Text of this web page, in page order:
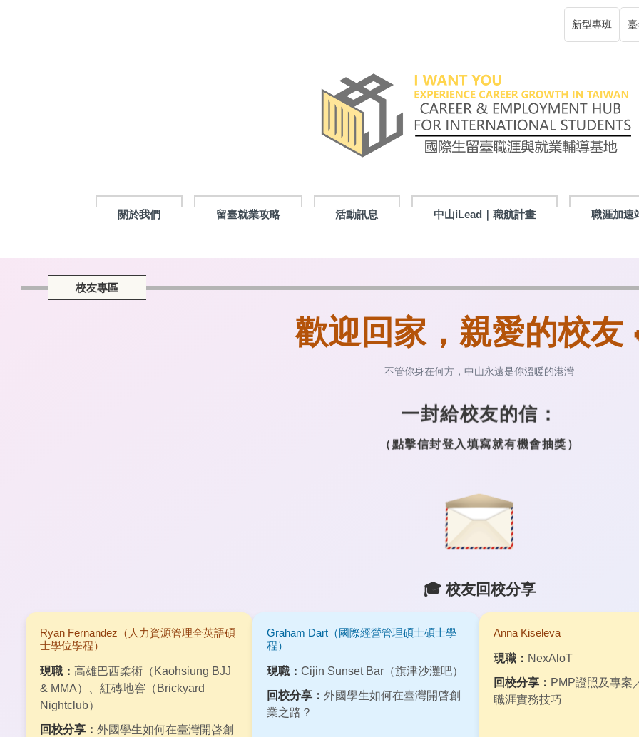
新型專班
關於我們 留臺就業攻略 活動訊息 中山iLead｜職航計畫 職涯加速
校友專區
歡迎回家，親愛的校友
不管你身在何方，中山永遠是你溫暖的港灣
一封給校友的信：
（點擊信封登入填寫就有機會抽獎）
🎓 校友回校分享
Ryan Fernandez（人力資源管理全英語碩
士學位學程）
現職： 高雄巴西柔術（Kaohsiung BJJ
& MMA）、紅磚地窖（Brickyard
Nightclub）
回校分享： 外國學生如何在臺灣開啓創
Graham Dart（國際經營管理碩士碩士學
程）
現職： Cijin Sunset Bar（旗津沙灘吧）
回校分享： 外國學生如何在臺灣開啓創
業之路？
Anna Kiseleva
現職： NexAloT
回校分享： PMP證照及專案
職涯實務技巧